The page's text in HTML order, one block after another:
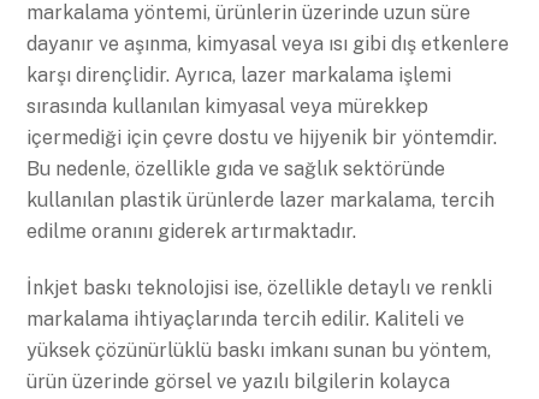
markalama yöntemi, ürünlerin üzerinde uzun süre
dayanır ve aşınma, kimyasal veya ısı gibi dış etkenlere
karşı dirençlidir. Ayrıca, lazer markalama işlemi
sırasında kullanılan kimyasal veya mürekkep
içermediği için çevre dostu ve hijyenik bir yöntemdir.
Bu nedenle, özellikle gıda ve sağlık sektöründe
kullanılan plastik ürünlerde lazer markalama, tercih
edilme oranını giderek artırmaktadır.
İnkjet baskı teknolojisi ise, özellikle detaylı ve renkli
markalama ihtiyaçlarında tercih edilir. Kaliteli ve
yüksek çözünürlüklü baskı imkanı sunan bu yöntem,
ürün üzerinde görsel ve yazılı bilgilerin kolayca